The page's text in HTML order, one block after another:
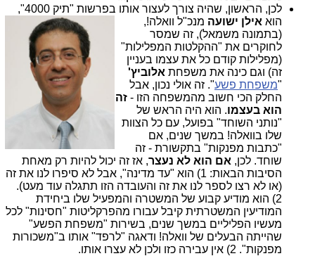
לכן, הראשון, שהיה צורך לעצור אותו בפרשות "תיק 4000",
הוא אילן ישועה מנכ"ל וואלה!,
(בתמונה משמאל), זה שמסר
לחוקרים את "ההקלטות המפלילות"
(מפלילות קודם כל את עצמו בעניין
זה) וגם כינה את משפחת אלוביץ'
"משפחת פשע". זה אולי נכון, אבל
החלק הכי חשוב מהמשפחה הזו - זה
הוא בעצמו. הוא היה הראש של
"נותני השוחד" בפועל, עם כל הצוות
שלו בוואלה! במשך שנים, אם
"כתבות מפנקות" בתקשורת - זה
שוחד. לכן, אם הוא לא נעצר, אז זה יכול להיות רק מאחת
הסיבות הבאות: 1) הוא "עד מדינה", אבל לא סיפרו לנו את זה
(או לא רצו לספר לנו את זה והעובדה הזו תתגלה עוד מעט).
2) הוא מודיע קבוע של המשטרה והמפעיל שלו ביחידת
המודיעין המשטרתית קיבל עבורו מהפרקליטות "חסינות" לכל
מעשיו הפליליים במשך שנים, בשירות "משפחת הפשע"
שהייתה הבעלים של וואלה! ודאגה "לרפד" אותו ב"משכורות
מפנקות". 2) אין עבירה כזו ולכן לא עצרו אותו.